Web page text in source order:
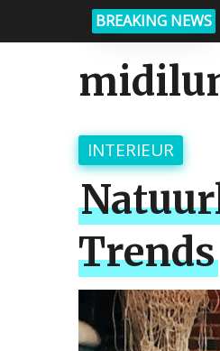
BREAKING NEWS
INTERIEUR
Trends